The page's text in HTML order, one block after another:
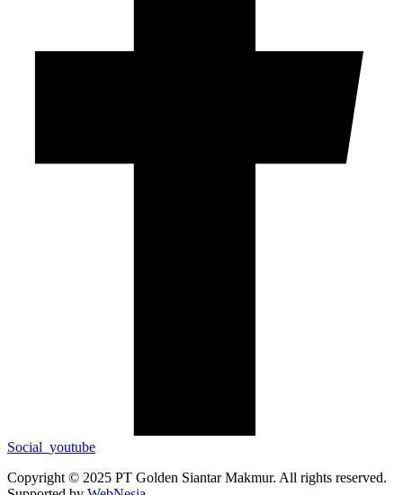
Social_youtube
Copyright © 2025 PT Golden Siantar Makmur. All rights reserved.